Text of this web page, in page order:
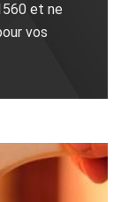
et ne
vos